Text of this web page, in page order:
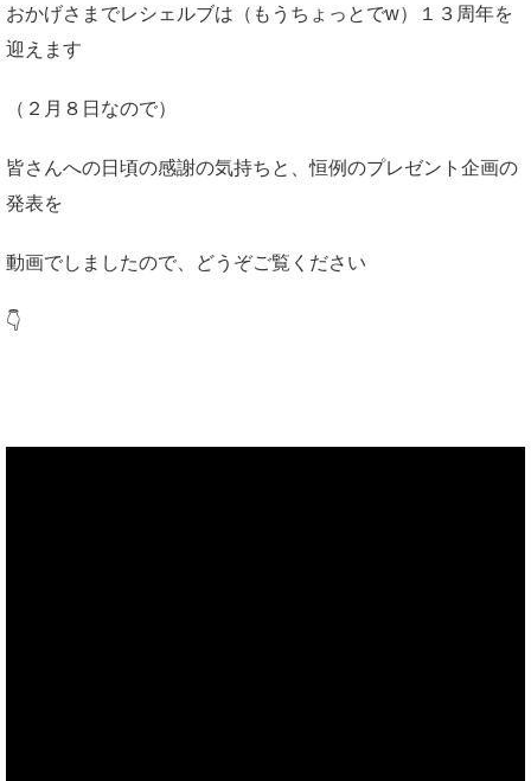
おかげさまでレシェルブは（もうちょっとでw）１３周年を
迎えます
（２月８日なので）
皆さんへの日頃の感謝の気持ちと、恒例のプレゼント企画の
発表を
動画でしましたので、どうぞご覧ください
👇